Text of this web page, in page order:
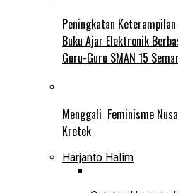
Peningkatan
Buku Ajar Elektronik
Guru-Guru SMAN 15
Menggali Feminisme
Kretek
Harjanto Halim